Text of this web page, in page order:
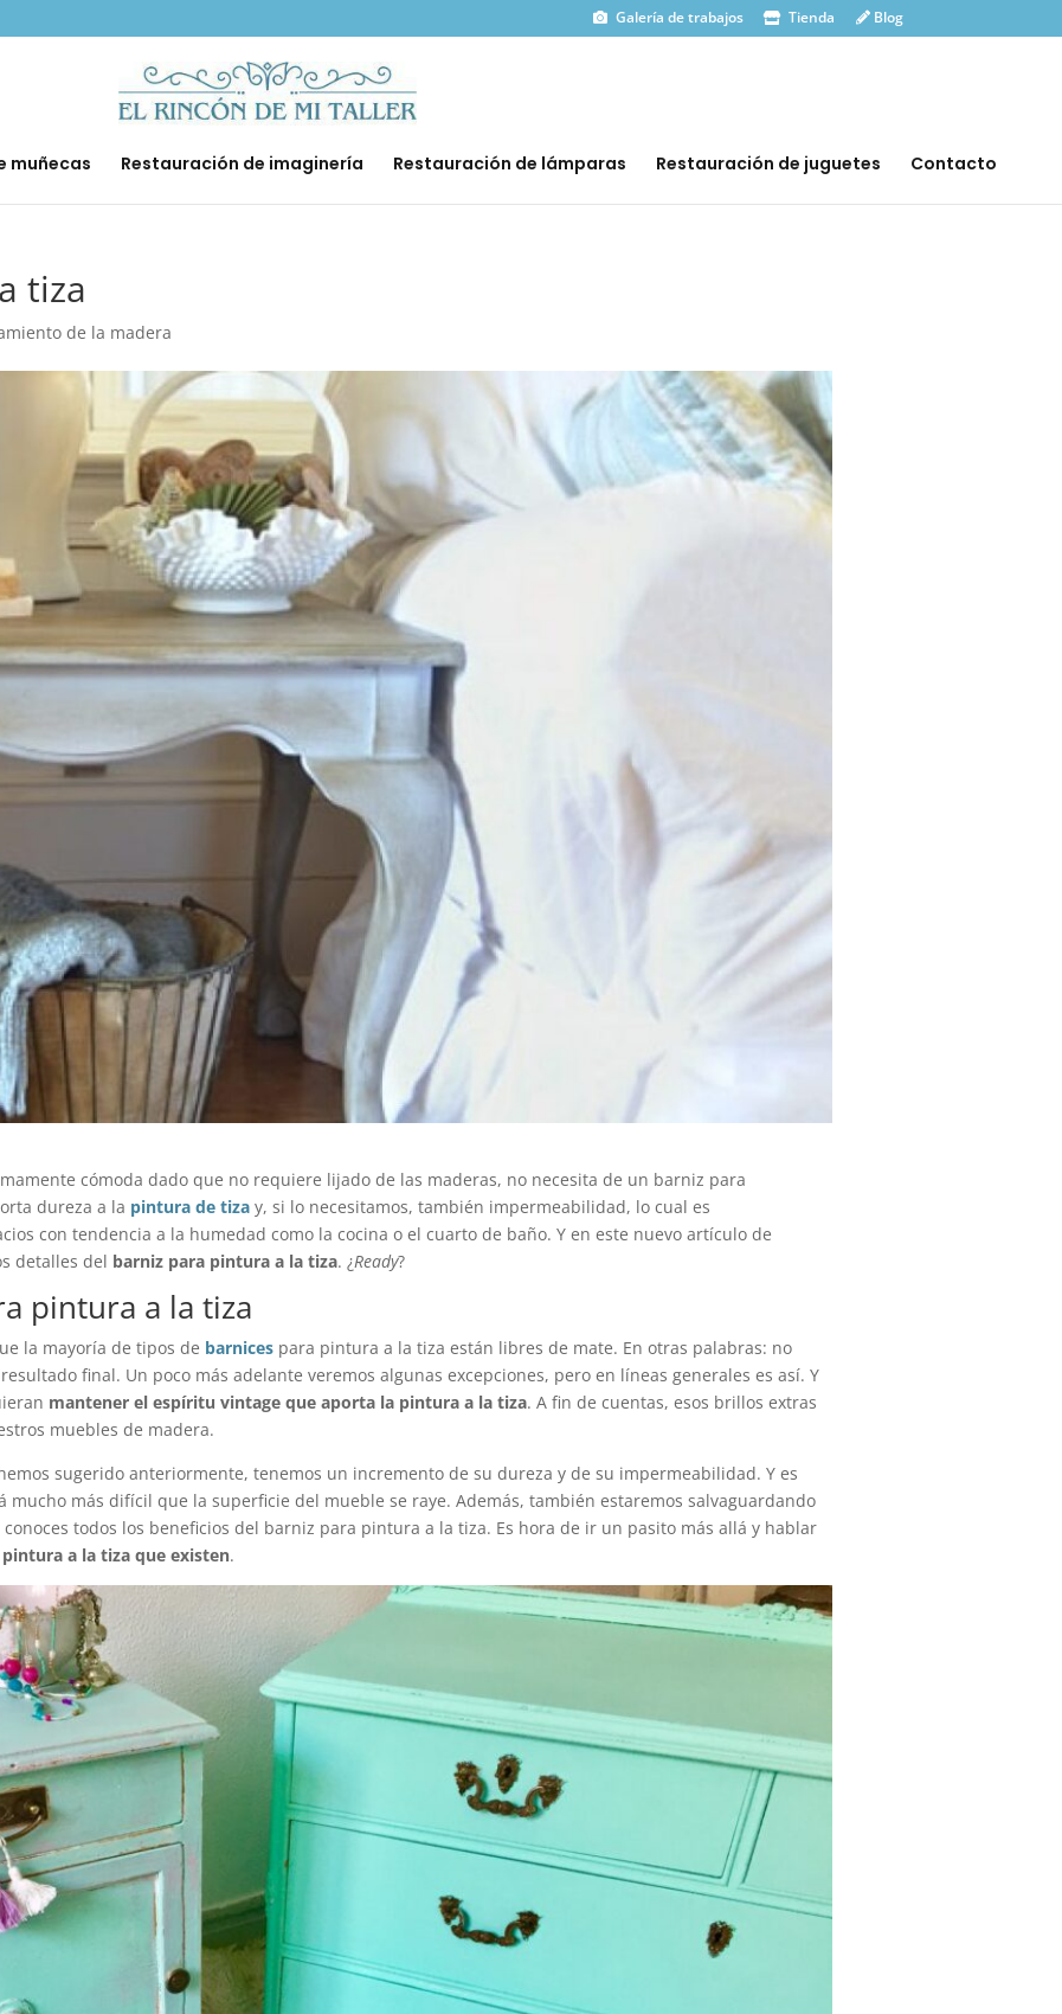
Galería de trabajos Tienda Blog
muñecas Restauración de imaginería Restauración de lámparas Restauración de juguetes Contacto
tiza
de la madera
cómoda dado que no requiere lijado de las maderas, no necesita de un barniz para
dureza a la pintura de tiza y, si lo necesitamos, también impermeabilidad, lo cual es
con tendencia a la humedad como la cocina o el cuarto de baño. Y en este nuevo artículo de
detalles del barniz para pintura a la tiza. ¿Ready?
pintura a la tiza
la mayoría de tipos de barnices para pintura a la tiza están libres de mate. En otras palabras: no
final. Un poco más adelante veremos algunas excepciones, pero en líneas generales es así. Y
mantener el espíritu vintage que aporta la pintura a la tiza. A fin de cuentas, esos brillos extras
muebles de madera.
sugerido anteriormente, tenemos un incremento de su dureza y de su impermeabilidad. Y es
más difícil que la superficie del mueble se raye. Además, también estaremos salvaguardando
todos los beneficios del barniz para pintura a la tiza. Es hora de ir un pasito más allá y hablar
a la tiza que existen.